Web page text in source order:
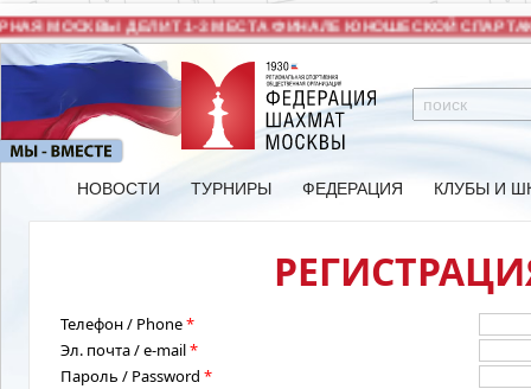
МОСКВЫ ДЕЛИТ 1-3 МЕСТА ФИНАЛЕ ЮНОШЕСКОЙ
НОВОСТИ ТУРНИРЫ ФЕДЕРАЦИЯ КЛУБЫ И
Телефон / Phone*
Эл. почта / e-mail*
Пароль / Password *